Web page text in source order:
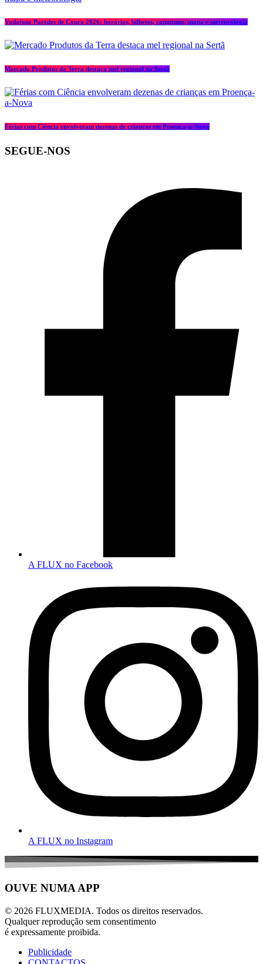
Vodafone Paredes de Coura 2026: horários, bilhetes, campismo, mapa e meteorologia
Mercado Produtos da Terra destaca mel regional na Sertã
Férias com Ciência envolveram dezenas de crianças em Proença-a-Nova
SEGUE-NOS
A FLUX no Facebook
A FLUX no Instagram
OUVE NUMA APP
© 2026 FLUXMEDIA. Todos os direitos reservados.
Qualquer reprodução sem consentimento
é expressamente proibida.
Publicidade